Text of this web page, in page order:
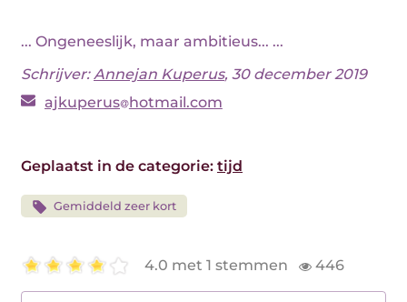
... Ongeneeslijk, maar ambitieus... ...
Schrijver:Annejan Kuperus, 30 december 2019
ajkuperus hotmail.com
Geplaatst in de categorie: tijd
Gemiddeld zeer kort
4.0 met 1 stemmen 446